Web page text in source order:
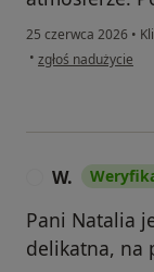
25 czerwca 2026 •
• w opinii
zgłoś nadużycie
W.
Pani Natalia
delikatna, na